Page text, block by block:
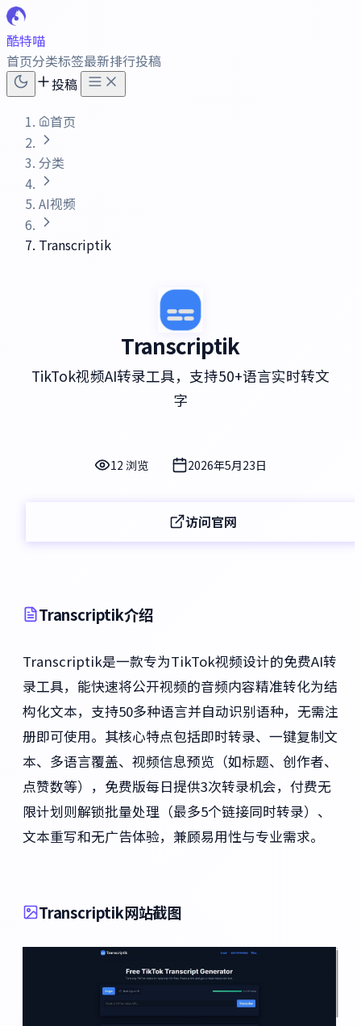
酷特喵
首页分类标签最新排行投稿
投稿
首页
分类
AI视频
Transcriptik
Transcriptik
TikTok视频AI转录工具，支持50+语言实时转文
字
12 浏览 2026年5月23日
访问官网
Transcriptik介绍
Transcriptik是一款专为TikTok视频设计的免费AI转
录工具，能快速将公开视频的音频内容精准转化为结
构化文本，支持50多种语言并自动识别语种，无需注
册即可使用。其核心特点包括即时转录、一键复制文
本、多语言覆盖、视频信息预览（如标题、创作者、
点赞数等），免费版每日提供3次转录机会，付费无
限计划则解锁批量处理（最多5个链接同时转录）、
文本重写和无广告体验，兼顾易用性与专业需求。
Transcriptik网站截图